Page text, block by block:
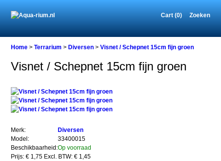
Cart (0) Zoeken
Home
Diversen
Visnet
/
fijn
groen
Home >Terrarium >Diversen >Visnet / Schepnet 15cm fijn groen
Visnet / Schepnet 15cm fijn groen
Merk:
Diversen
Model:
33400015
Beschikbaarheid:Op voorraad
Prijs: € 1,75 Excl. BTW: € 1,45